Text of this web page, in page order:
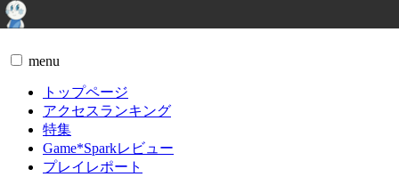
menu
トップページ
アクセスランキング
特集
Game*Sparkレビュー
プレイレポート